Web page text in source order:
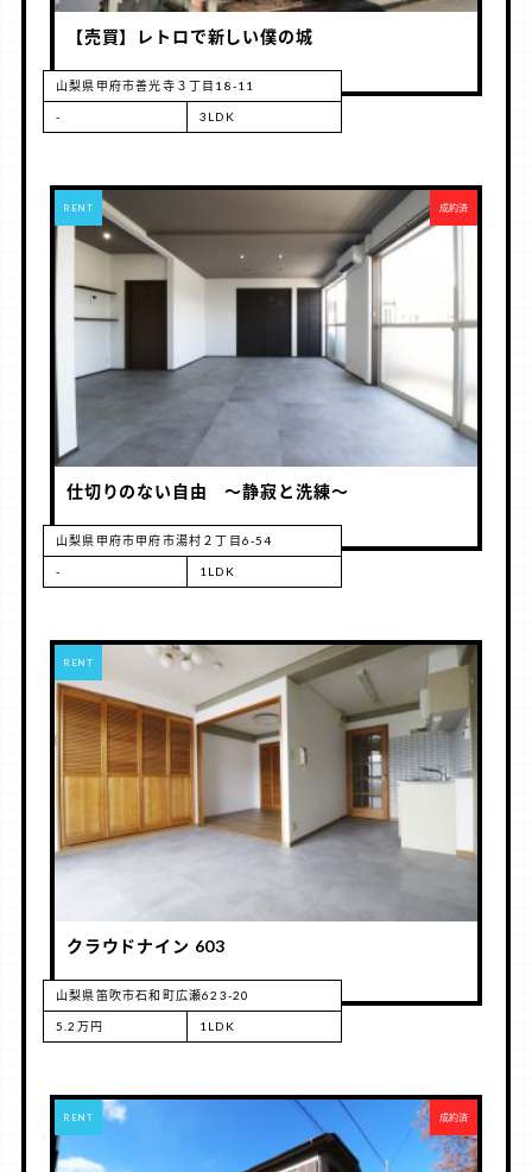
【売買】レトロで新しい僕の城
山梨県甲府市善光寺３丁目18-11
- 3LDK
RENT 成約済
仕切りのない自由 ～静寂と洗練～
山梨県甲府市甲府市湯村２丁目6-54
- 1LDK
RENT
クラウドナイン 603
山梨県笛吹市石和町広瀬623-20
5.2万円 1LDK
RENT 成約済